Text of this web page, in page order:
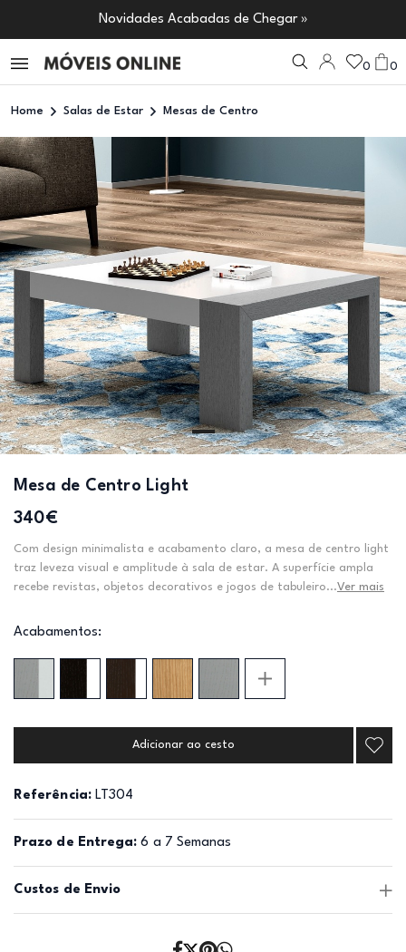
Novidades Acabadas de Chegar »
0 0
Home Salas de Estar Mesas de Centro
Mesa de Centro Light
340€
Com design minimalista e acabamento claro, a mesa de centro light
traz leveza visual e amplitude à sala de estar. A superfície ampla
recebe revistas, objetos decorativos e jogos de tabuleiro...Ver mais
Acabamentos:
Adicionar ao cesto
Referência: LT304
Prazo de Entrega: 6 a 7 Semanas
Custos de Envio